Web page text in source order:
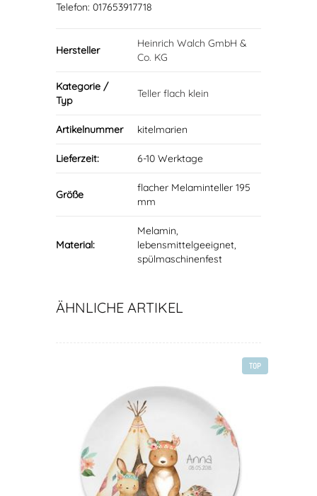
Telefon: 017653917718
Hersteller
Heinrich Walch GmbH &
Co. KG
Kategorie /
Typ
Teller flach klein
Artikelnummer kitelmarien
Lieferzeit: 6-10 Werktage
Größe
flacher Melaminteller 195
mm
Material:
Melamin,
lebensmittelgeeignet,
spülmaschinenfest
ÄHNLICHE ARTIKEL
TOP